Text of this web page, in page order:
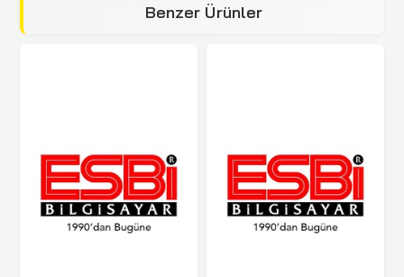
Benzer Ürünler